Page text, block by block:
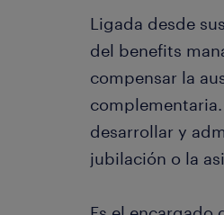
Ligada desde
del benefits
compensar la
desarrollar y
jubilación o la